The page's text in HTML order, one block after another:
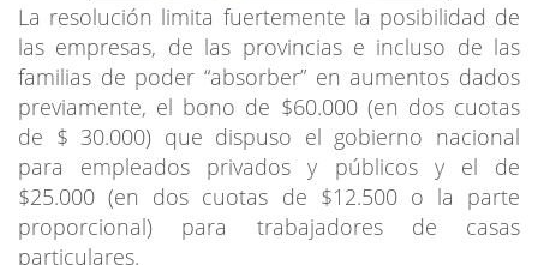
La resolución limita fuertemente la posibilidad de
las empresas, de las provincias e incluso de las
familias de poder “absorber” en aumentos dados
previamente, el bono de $60.000 (en dos cuotas
de $ 30.000) que dispuso el gobierno nacional
para empleados privados y públicos y el de
$25.000 (en dos cuotas de $12.500 o la parte
proporcional) para trabajadores de casas
particulares.